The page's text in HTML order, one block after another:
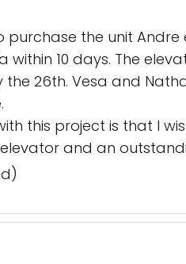
purchase the unit
within 10 days. The
the 26th. Vesa and
this project is that I
elevator and an